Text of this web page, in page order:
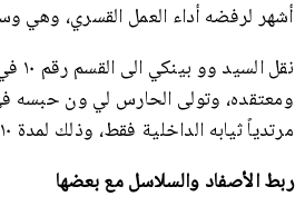
أشهر لرفضه أداء العمل القسري، وهي
مرتدياً ثيابه الداخلية فقط، وذلك لمدة ١۰ أيام شتاء ٢۰۰٢.
ربط الأصفاد والسلاسل مع بعضها